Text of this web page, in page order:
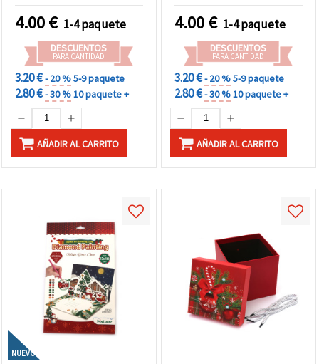
Manualidades y Regalo
Creativo LHKBC14646
4.00€ 1-4 paquete
DESCUENTOS
PARA CANTIDAD
3.20 €- 20 %5-9 paquete
2.80 €- 30 %10 paquete +
AÑADIR AL CARRITO
Festivo LHKBC14655
4.00€ 1-4 paquete
DESCUENTOS
PARA CANTIDAD
3.20 €- 20 %5-9 paquete
2.80 €- 30 %10 paquete +
AÑADIR AL CARRITO
NUEVO